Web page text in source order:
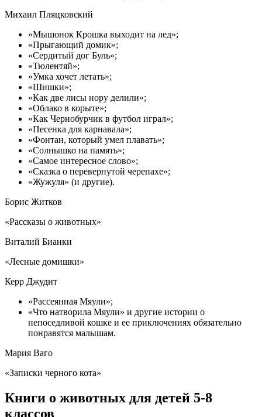
Михаил Пляцковский
«Мышонок Крошка выходит на лед»;
«Прыгающий домик»;
«Сердитый дог Буль»;
«Тюлентяй»;
«Умка хочет летать»;
«Шишки»;
«Как две лисы нору делили»;
«Облако в корыте»;
«Как Чернобурчик в футбол играл»;
«Песенка для карнавала»;
«Фонтан, который умел плавать»;
«Солнышко на память»;
«Самое интересное слово»;
«Сказка о перевернутой черепахе»;
«Жужуля» (и другие).
Борис Житков
«Рассказы о животных»
Виталий Бианки
«Лесные домишки»
Керр Джудит
«Рассеянная Мяули»;
«Что натворила Мяули» и другие истории о
непоседливой кошке и ее приключениях обязательно
понравятся малышам.
Мария Ваго
«Записки черного кота»
Книги о животных для детей 5-8
классов